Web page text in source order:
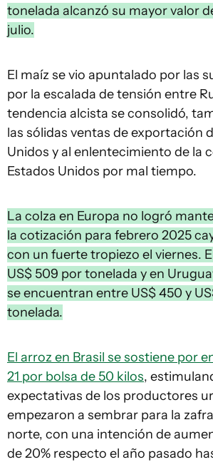
tonelada alcanzó su mayor valor
julio.
El maíz se vio apuntalado por las
por la escalada de tensión entre
tendencia alcista se consolidó,
las sólidas ventas de exportación
Unidos y al enlentecimiento de la
Estados Unidos por mal tiempo.
La colza en Europa no logró
la cotización para febrero 2025
con un fuerte tropiezo el viernes.
US$ 509 por tonelada y en
se encuentran entre US$ 450 y
tonelada.
El arroz en Brasil se sostiene por
21 por bolsa de 50 kilos,
expectativas de los productores
empezaron a sembrar para la
norte, con una intención de
de 20% respecto el año pasado